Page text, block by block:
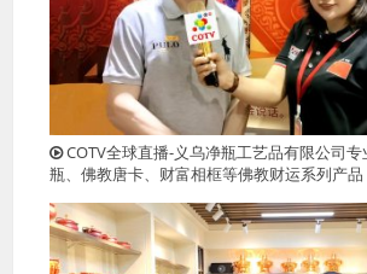
COTV全球直播-义乌净瓶工艺品有限公司
瓶、佛教唐卡、财富相框等佛教财运系列产品